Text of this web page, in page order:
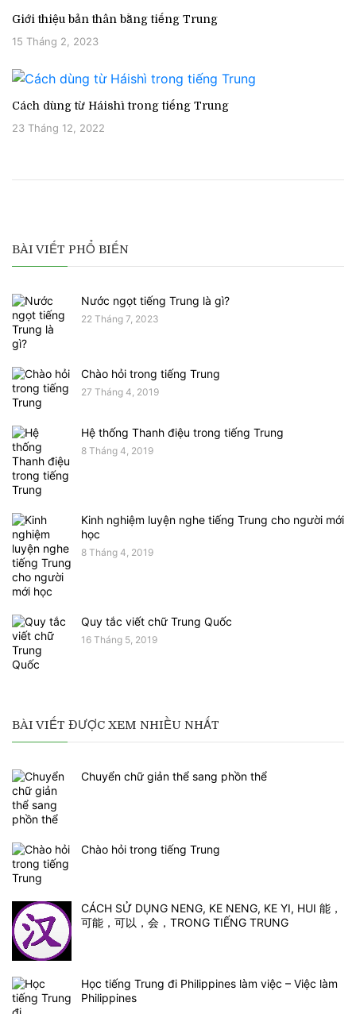
Giới thiệu bản thân bằng tiếng Trung
15 Tháng 2, 2023
Cách dùng từ Háishì trong tiếng Trung
23 Tháng 12, 2022
BÀI VIẾT PHỔ BIẾN
Nước ngọt tiếng Trung là gì?
22 Tháng 7, 2023
Chào hỏi trong tiếng Trung
27 Tháng 4, 2019
Hệ thống Thanh điệu trong tiếng Trung
8 Tháng 4, 2019
Kinh nghiệm luyện nghe tiếng Trung cho người mới
học
8 Tháng 4, 2019
Quy tắc viết chữ Trung Quốc
16 Tháng 5, 2019
BÀI VIẾT ĐƯỢC XEM NHIỀU NHẤT
Chuyển chữ giản thể sang phồn thể
Chào hỏi trong tiếng Trung
CÁCH SỬ DỤNG NENG, KE NENG, KE YI, HUI 能，
可能，可以，会，TRONG TIẾNG TRUNG
Học tiếng Trung đi Philippines làm việc – Việc làm
Philippines